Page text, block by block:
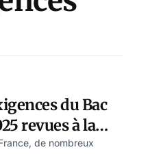
du Bac
revues à la
de nombreux